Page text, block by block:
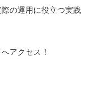
の運用に役立つ実践
アクセス！